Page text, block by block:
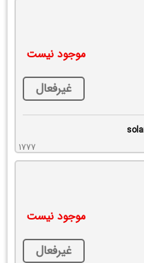
موجود نیست
غیرفعال
1777
موجود نیست
غیرفعال